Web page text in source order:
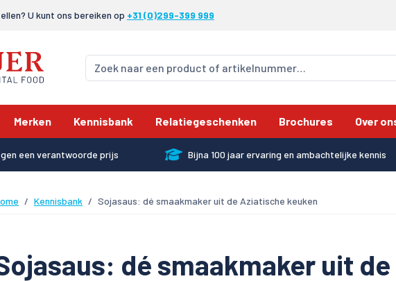
U kunt ons bereiken op +31 (0)299-399 999
Merken Kennisbank Relatiegeschenken Brochures Over
een verantwoorde prijs Bijna 100 jaar ervaring en ambachtelijke kennis
Kennisbank Sojasaus: dé smaakmaker uit de Aziatische keuken
dé smaakmaker uit de